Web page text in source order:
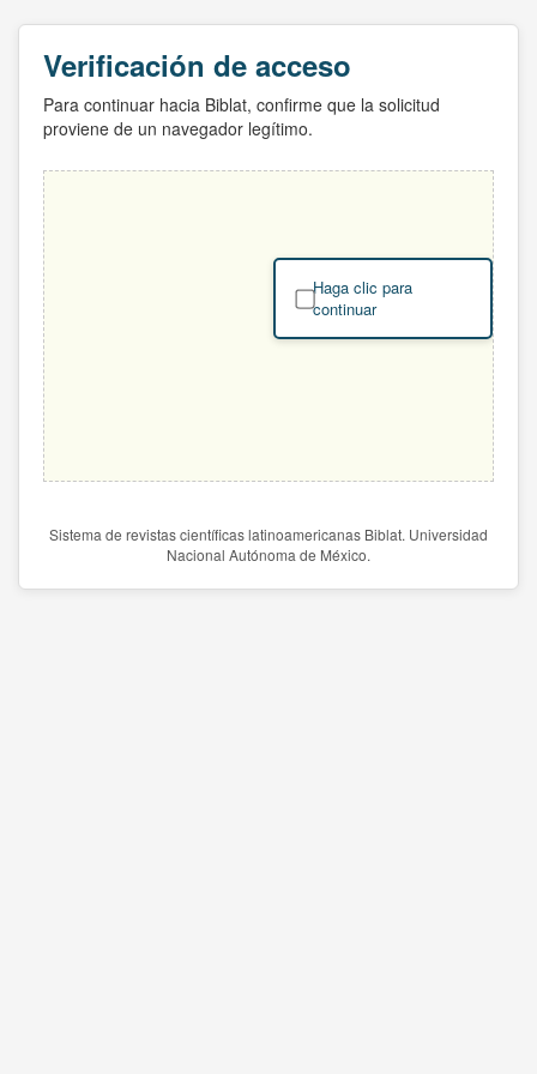
Verificación de acceso
Para continuar hacia Biblat, confirme que la solicitud
proviene de un navegador legítimo.
Haga clic para
continuar
Sistema de revistas científicas latinoamericanas Biblat. Universidad
Nacional Autónoma de México.